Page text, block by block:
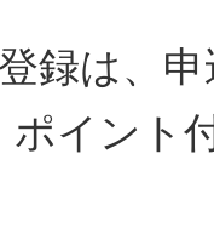
録は、
ポイント